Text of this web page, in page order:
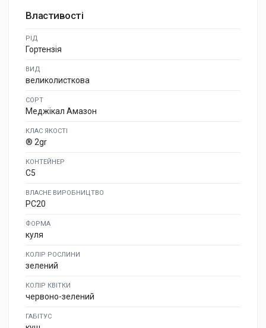
Властивості
РІД
Гортензія
ВИД
великолисткова
СОРТ
Меджікал Амазон
КЛАС ЯКОСТІ
® 2gr
КОНТЕЙНЕР
C5
ВЛАСНЕ ВИРОБНИЦТВО
PC20
ФОРМА
куля
КОЛІР РОСЛИНИ
зелений
КОЛІР КВІТКИ
червоно-зелений
ГАБІТУС